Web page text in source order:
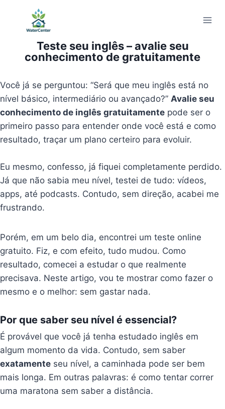
Teste seu inglês – avalie seu
conhecimento de gratuitamente
Você já se perguntou: “Será que meu inglês está no
nível básico, intermediário ou avançado?”Avalie seu
conhecimento de inglês gratuitamente pode ser o
primeiro passo para entender onde você está e como
resultado, traçar um plano certeiro para evoluir.
Eu mesmo, confesso, já fiquei completamente perdido.
Já que não sabia meu nível, testei de tudo: vídeos,
apps, até podcasts. Contudo, sem direção, acabei me
frustrando.
Porém, em um belo dia, encontrei um teste online
gratuito. Fiz, e com efeito, tudo mudou. Como
resultado, comecei a estudar o que realmente
precisava. Neste artigo, vou te mostrar como fazer o
mesmo e o melhor: sem gastar nada.
Por que saber seu nível é essencial?
É provável que você já tenha estudado inglês em
algum momento da vida. Contudo, sem saber
exatamente seu nível, a caminhada pode ser bem
mais longa. Em outras palavras: é como tentar correr
uma maratona sem saber a distância.